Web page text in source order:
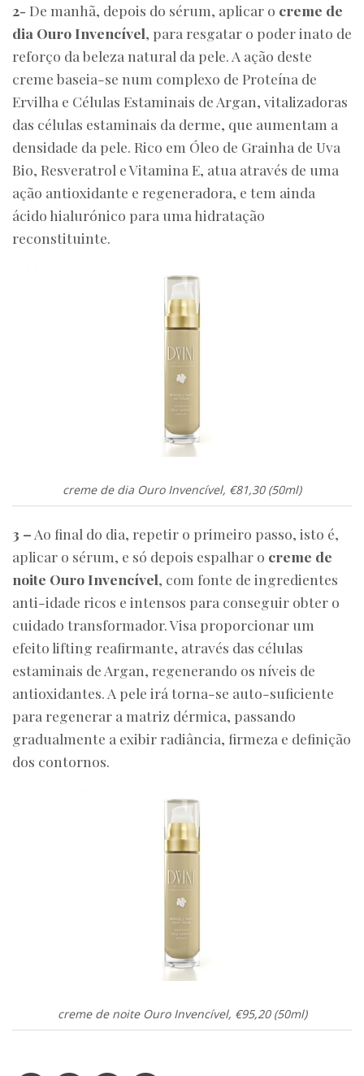
2- De manhã, depois do sérum, aplicar o creme de
dia Ouro Invencível, para resgatar o poder inato de
reforço da beleza natural da pele. A ação deste
creme baseia-se num complexo de Proteína de
Ervilha e Células Estaminais de Argan, vitalizadoras
das células estaminais da derme, que aumentam a
densidade da pele. Rico em Óleo de Grainha de Uva
Bio, Resveratrol e Vitamina E, atua através de uma
ação antioxidante e regeneradora, e tem ainda
ácido hialurónico para uma hidratação
reconstituinte.
creme de dia Ouro Invencível, €81,30 (50ml)
3 – Ao final do dia, repetir o primeiro passo, isto é,
aplicar o sérum, e só depois espalhar o creme de
noite Ouro Invencível, com fonte de ingredientes
anti-idade ricos e intensos para conseguir obter o
cuidado transformador. Visa proporcionar um
efeito lifting reafirmante, através das células
estaminais de Argan, regenerando os níveis de
antioxidantes. A pele irá torna-se auto-suficiente
para regenerar a matriz dérmica, passando
gradualmente a exibir radiância, firmeza e definição
dos contornos.
creme de noite Ouro Invencível, €95,20 (50ml)